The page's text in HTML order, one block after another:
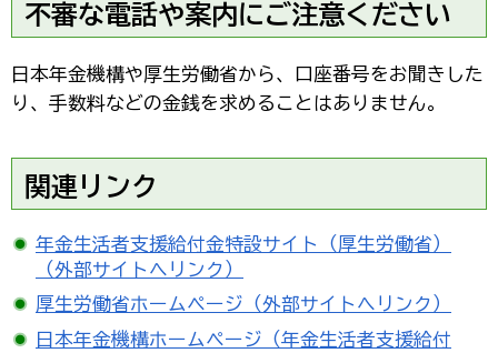
不審な電話や案内にご注意ください
日本年金機構や厚生労働省から、口座番号をお聞きした
り、手数料などの金銭を求めることはありません。
関連リンク
年金生活者支援給付金特設サイト（厚生労働省）
（外部サイトへリンク）
厚生労働省ホームページ（外部サイトへリンク）
日本年金機構ホームページ（年金生活者支援給付